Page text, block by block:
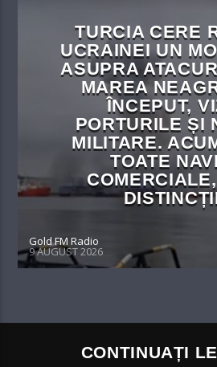
TURCIA CERE
UCRAINEI UN
ASUPRA
MAREA
ÎNCEPUT,
PORTURILE ȘI
MILITARE.
TOATE
Gold FM Radio
9 AUGUST 2026
CONTINUAȚI